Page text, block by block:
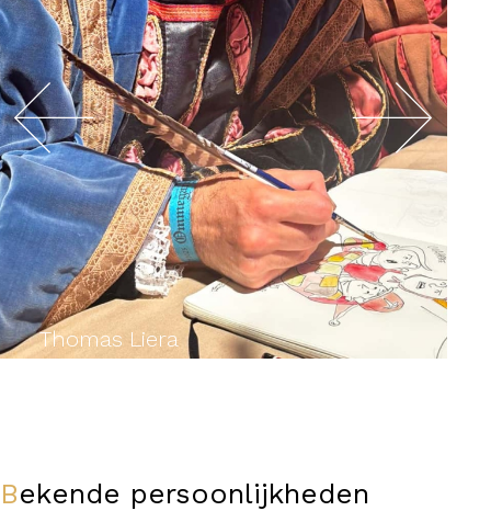
Thomas Liera
Bekende persoonlijkheden